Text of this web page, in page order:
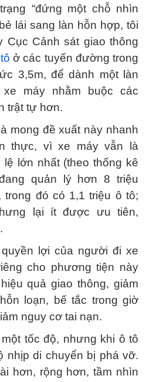
“đứng một chỗ nhìn
lái sang làn hỗn hợp, tôi
Cục Cảnh sát giao thông
ở các tuyến đường trong
3,5m, để dành một làn
máy nhằm buộc các
trật tự hơn.
mong đề xuất này nhanh
thực, vì xe máy vẫn là
lớn nhất (theo thống kê
quản lý hơn 8 triệu
đó có 1,1 triệu ô tô;
lại ít được ưu tiên,
lợi của người đi xe
cho phương tiện này
quả giao thông, giảm
loạn, bế tắc trong giờ
nguy cơ tai nạn.
tốc độ, nhưng khi ô tô
nhịp di chuyển bị phá vỡ.
hơn, rộng hơn, tầm nhìn